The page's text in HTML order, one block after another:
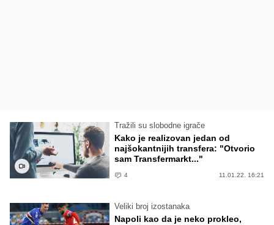
Tražili su slobodne igrače
Kako je realizovan jedan od
najšokantnijih transfera: "Otvorio
sam Transfermarkt..."
4 11.01.22. 16:21
Veliki broj izostanaka
Napoli kao da je neko prokleo,